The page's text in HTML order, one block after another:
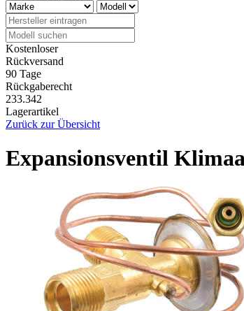
Kostenloser
Rückversand
90 Tage
Rückgaberecht
233.342
Lagerartikel
Zurück zur Übersicht
Expansionsventil